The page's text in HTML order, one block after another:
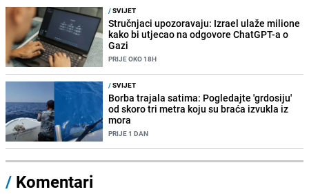
/SVIJET
Stručnjaci upozoravaju: Izrael ulaže milione
kako bi utjecao na odgovore ChatGPT-a o
Gazi
PRIJE OKO 18H
/SVIJET
Borba trajala satima: Pogledajte 'grdosiju'
od skoro tri metra koju su braća izvukla iz
mora
PRIJE 1 DAN
/ Komentari